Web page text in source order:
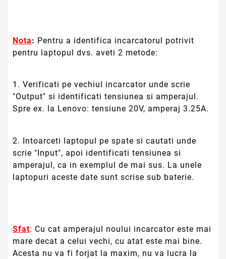
Nota: Pentru a identifica incarcatorul potrivit
pentru laptopul dvs. aveti 2 metode:
1. Verificati pe vechiul incarcator unde scrie
"Output" si identificati tensiunea si amperajul.
Spre ex. la Lenovo: tensiune 20V, amperaj 3.25A.
2. Intoarceti laptopul pe spate si cautati unde
scrie "Input", apoi identificati tensiunea si
amperajul, ca in exemplul de mai sus. La unele
laptopuri aceste date sunt scrise sub baterie.
Sfat: Cu cat amperajul noului incarcator este mai
mare decat a celui vechi, cu atat este mai bine.
Acesta nu va fi forjat la maxim, nu va lucra la